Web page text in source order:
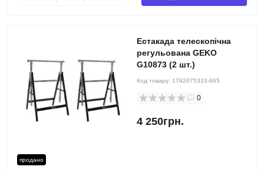
продано
Естакада телескопічна
регульована GEKO
G10873 (2 шт.)
Код товару: 1792675333-665
0
4 250грн.